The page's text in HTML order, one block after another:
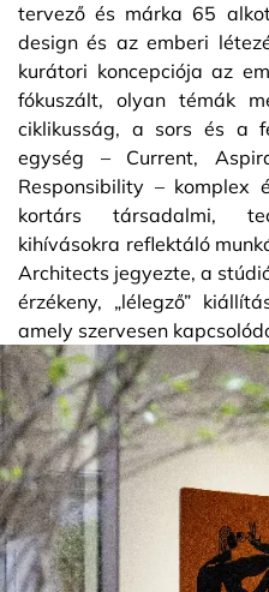
tervező és márka 65
design és az emberi
kurátori koncepciója az
fókuszált, olyan témák
ciklikusság, a sors és a
egység – Current,
Responsibility – komplex
kortárs társadalmi,
kihívásokra reflektáló
Architects jegyezte, a
érzékeny, „lélegző”
amely szervesen